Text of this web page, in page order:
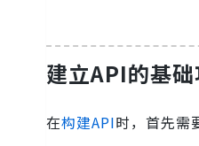
建立API的基
在构建API时，首先需